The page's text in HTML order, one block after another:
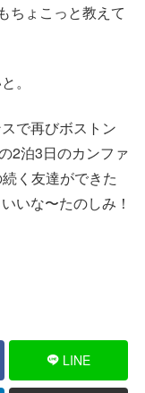
ちょこっと教えて
。
で再びボストン
2泊3日のカンファ
く友達ができた
いな〜たのしみ！
LINE